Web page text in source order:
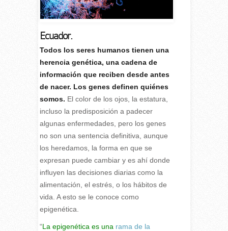
Ecuador.
Todos los seres humanos tienen una
herencia genética, una cadena de
información que reciben desde antes
de nacer. Los genes definen quiénes
somos. El color de los ojos, la estatura,
incluso la predisposición a padecer
algunas enfermedades, pero los genes
no son una sentencia definitiva, aunque
los heredamos, la forma en que se
expresan puede cambiar y es ahí donde
influyen las decisiones diarias como la
alimentación, el estrés, o los hábitos de
vida. A esto se le conoce como
epigenética.
“La epigenética es una rama de la